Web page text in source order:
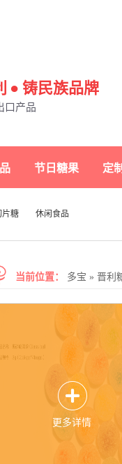
● 铸民族品牌
口产品
节日糖果 定
片糖 休闲食品
当前位置： 多宝 » 晋利
更多详情